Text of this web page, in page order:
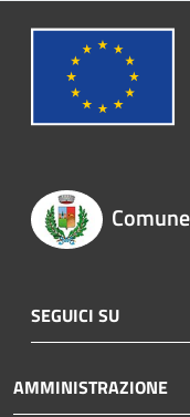
SEGUICI SU
AMMINISTRAZIONE